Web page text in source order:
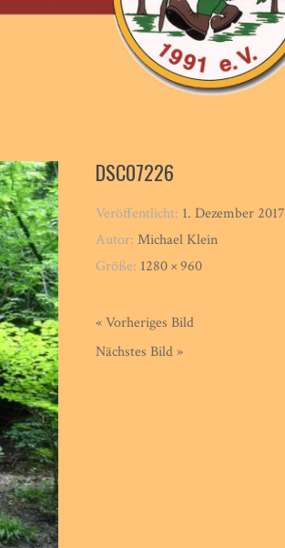
DSC07226
Veröffentlicht: 1. Dezember 2017
Autor:Michael Klein
Größe: 1280 × 960
« Vorheriges Bild
Nächstes Bild »